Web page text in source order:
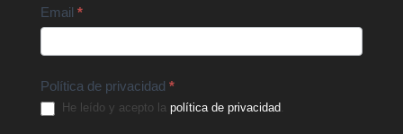
Email *
Política de privacidad *
He leído y acepto la política de privacidad.